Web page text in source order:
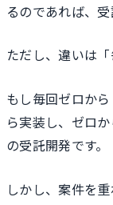
るのであれば、受
ただし、違いは
もし毎回ゼロか
ら実装し、ゼロ
の受託開発です。
しかし、案件を重